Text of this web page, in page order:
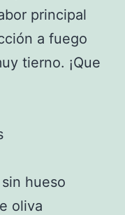
principal
a fuego
tierno. ¡Que
hueso
oliva